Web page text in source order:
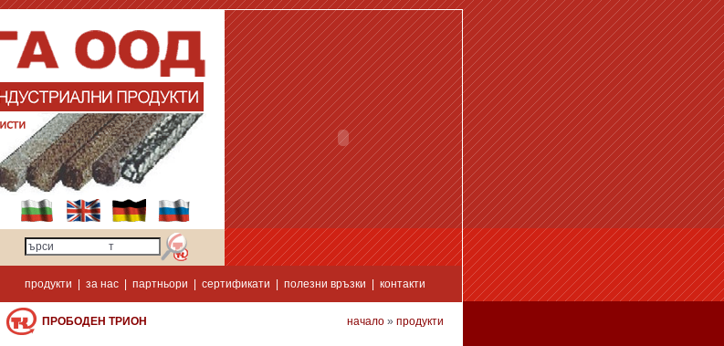
продукти за нас| партньори сертификати полезни връзки контакти
ПРОБОДЕН ТРИОН начало » продукти